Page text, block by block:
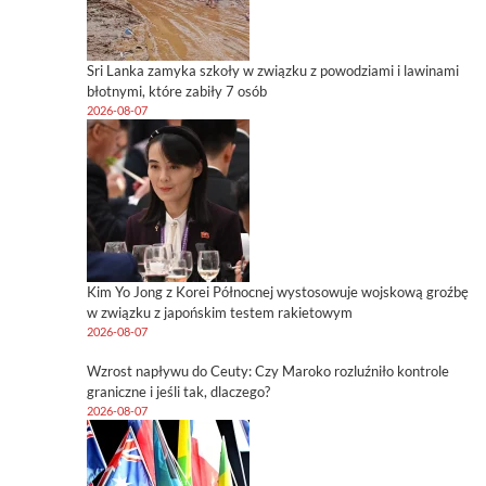
Sri Lanka zamyka szkoły w związku z powodziami i lawinami
błotnymi, które zabiły 7 osób
2026-08-07
Kim Yo Jong z Korei Północnej wystosowuje wojskową groźbę
w związku z japońskim testem rakietowym
2026-08-07
Wzrost napływu do Ceuty: Czy Maroko rozluźniło kontrole
graniczne i jeśli tak, dlaczego?
2026-08-07